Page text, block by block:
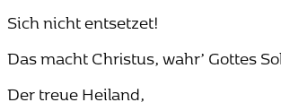
Sich nicht entsetzet!
Das macht Christus, wahr’ Gottes
Der treue Heiland,